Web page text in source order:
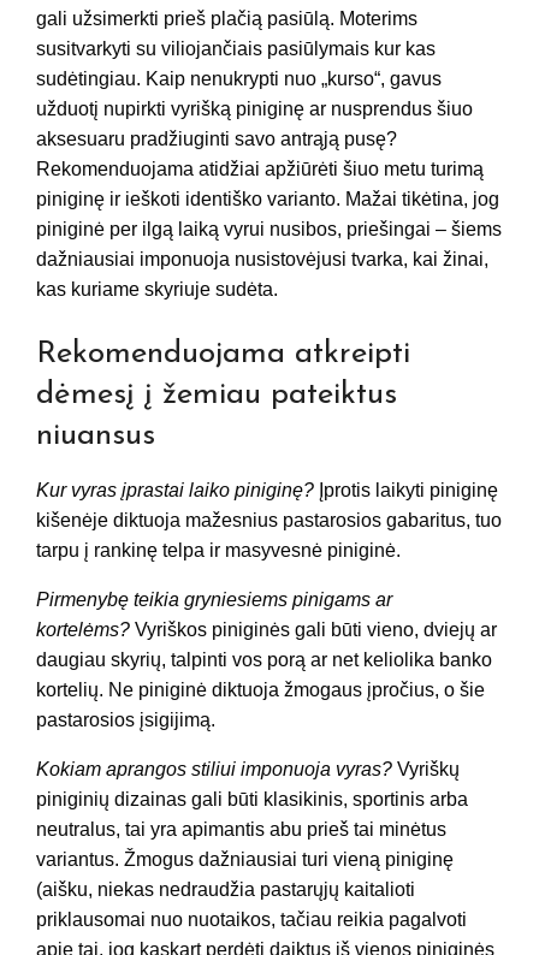
gali užsimerkti prieš plačią pasiūlą. Moterims
susitvarkyti su viliojančiais pasiūlymais kur kas
sudėtingiau. Kaip nenukrypti nuo „kurso“, gavus
užduotį nupirkti vyrišką piniginę ar nusprendus šiuo
aksesuaru pradžiuginti savo antrąją pusę?
Rekomenduojama atidžiai apžiūrėti šiuo metu turimą
piniginę ir ieškoti identiško varianto. Mažai tikėtina, jog
piniginė per ilgą laiką vyrui nusibos, priešingai – šiems
dažniausiai imponuoja nusistovėjusi tvarka, kai žinai,
kas kuriame skyriuje sudėta.
Rekomenduojama atkreipti
dėmesį į žemiau pateiktus
niuansus
Kur vyras įprastai laiko piniginę? Įprotis laikyti piniginę
kišenėje diktuoja mažesnius pastarosios gabaritus, tuo
tarpu į rankinę telpa ir masyvesnė piniginė.
Pirmenybę teikia gryniesiems pinigams ar
kortelėms? Vyriškos piniginės gali būti vieno, dviejų ar
daugiau skyrių, talpinti vos porą ar net keliolika banko
kortelių. Ne piniginė diktuoja žmogaus įpročius, o šie
pastarosios įsigijimą.
Kokiam aprangos stiliui imponuoja vyras? Vyriškų
piniginių dizainas gali būti klasikinis, sportinis arba
neutralus, tai yra apimantis abu prieš tai minėtus
variantus. Žmogus dažniausiai turi vieną piniginę
(aišku, niekas nedraudžia pastarųjų kaitalioti
priklausomai nuo nuotaikos, tačiau reikia pagalvoti
apie tai, jog kaskart perdėti daiktus iš vienos piniginės